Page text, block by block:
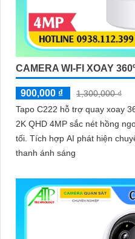
CAMERA WI-FI XOAY
900,000 ₫
1,300,000 ₫
Tapo C222 hỗ trợ quay xoay
2K QHD 4MP sắc nét hồng
tối. Tích hợp AI phát hiện chuyển động và báo động bằng âm
thanh ánh sáng